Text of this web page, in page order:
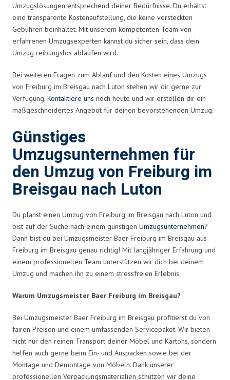
Umzugslösungen entsprechend deiner Bedürfnisse. Du erhältst
eine transparente Kostenaufstellung, die keine versteckten
Gebühren beinhaltet. Mit unserem kompetenten Team von
erfahrenen Umzugsexperten kannst du sicher sein, dass dein
Umzug reibungslos ablaufen wird.
Bei weiteren Fragen zum Ablauf und den Kosten eines Umzugs
von Freiburg im Breisgau nach Luton stehen wir dir gerne zur
Verfügung. Kontaktiere uns noch heute und wir erstellen dir ein
maßgeschneidertes Angebot für deinen bevorstehenden Umzug.
Günstiges
Umzugsunternehmen für
den Umzug von Freiburg im
Breisgau nach Luton
Du planst einen Umzug von Freiburg im Breisgau nach Luton und
bist auf der Suche nach einem günstigen Umzugsunternehmen?
Dann bist du bei Umzugsmeister Baer Freiburg im Breisgau aus
Freiburg im Breisgau genau richtig! Mit langjähriger Erfahrung und
einem professionellen Team unterstützen wir dich bei deinem
Umzug und machen ihn zu einem stressfreien Erlebnis.
Warum Umzugsmeister Baer Freiburg im Breisgau?
Bei Umzugsmeister Baer Freiburg im Breisgau profitierst du von
fairen Preisen und einem umfassenden Servicepaket. Wir bieten
nicht nur den reinen Transport deiner Möbel und Kartons, sondern
helfen auch gerne beim Ein- und Auspacken sowie bei der
Montage und Demontage von Möbeln. Dank unserer
professionellen Verpackungsmaterialien schützen wir deine